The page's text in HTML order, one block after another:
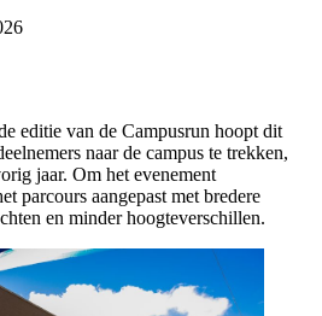
editie van de Campusrun hoopt dit
naar de campus te trekken,
jaar. Om het evenement
parcours aangepast met bredere
en minder hoogteverschillen.